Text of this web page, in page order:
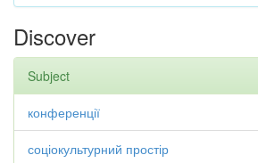
Discover
Subject
конференції
соціокультурний простір